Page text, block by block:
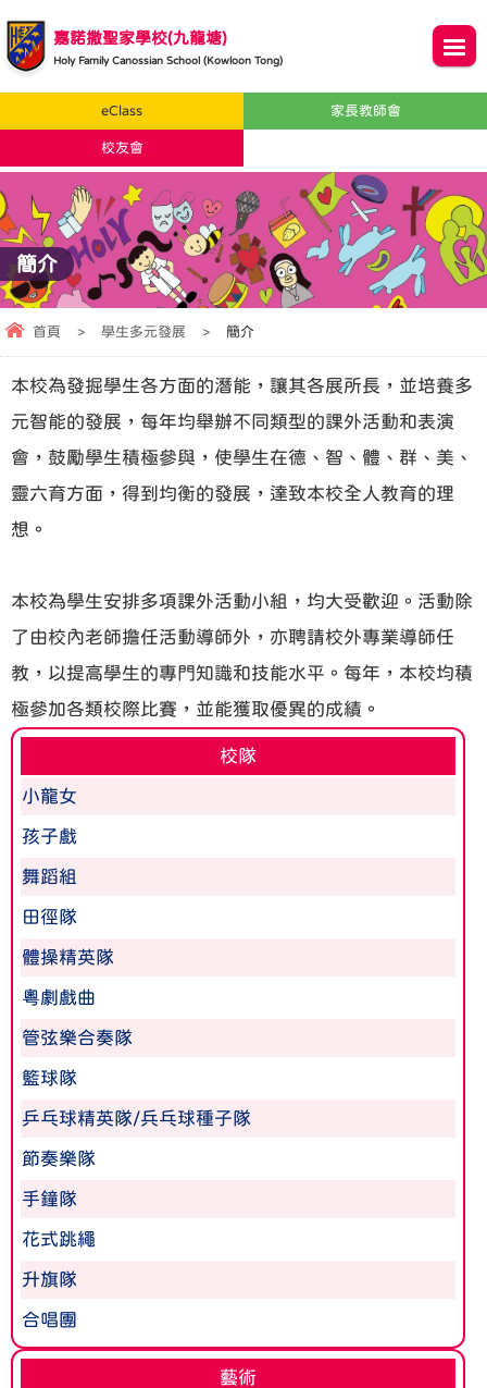
嘉諾撒聖家學校(九龍塘)
Holy Family Canossian School (Kowloon Tong)
eClass 家長教師會
校友會
簡介
首頁 > 學生多元發展 > 簡介
本校為發掘學生各方面的潛能，讓其各展所長，並培養多
元智能的發展，每年均舉辦不同類型的課外活動和表演
會，鼓勵學生積極參與，使學生在德、智、體、群、美、
靈六育方面，得到均衡的發展，達致本校全人教育的理
想。
本校為學生安排多項課外活動小組，均大受歡迎。活動除
了由校內老師擔任活動導師外，亦聘請校外專業導師任
教，以提高學生的專門知識和技能水平。每年，本校均積
極參加各類校際比賽，並能獲取優異的成績。
校隊
小龍女
孩子戲
舞蹈組
田徑隊
體操精英隊
粵劇戲曲
管弦樂合奏隊
籃球隊
乒乓球精英隊/兵乓球種子隊
節奏樂隊
手鐘隊
花式跳繩
升旗隊
合唱團
藝術